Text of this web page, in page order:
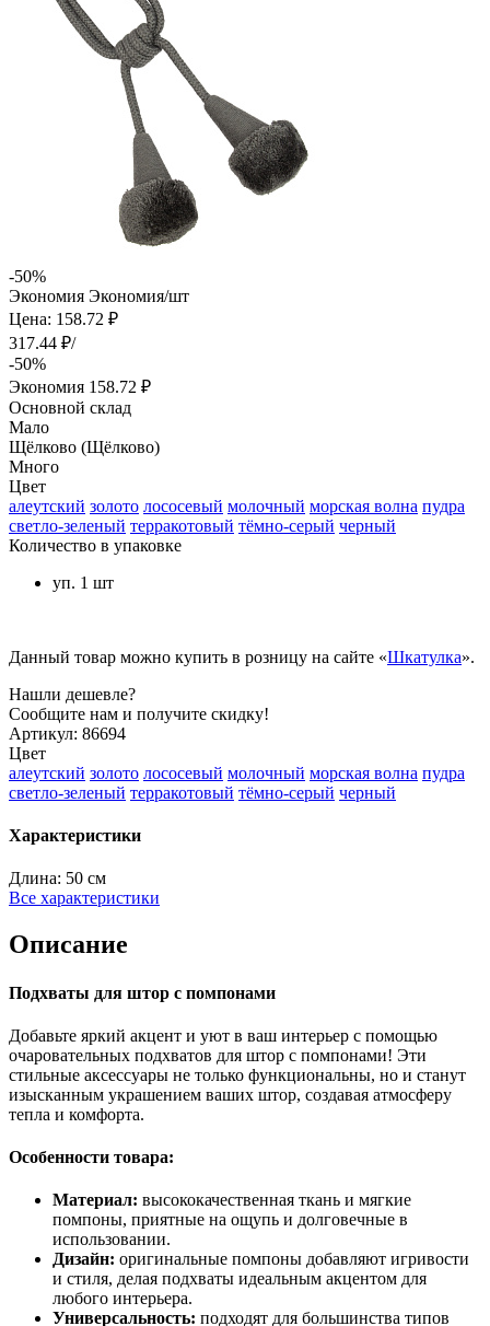
-50%
Экономия Экономия/шт
Цена: 158.72 ₽
317.44 ₽/
-50%
Экономия 158.72 ₽
Основной склад
Мало
Щёлково (Щёлково)
Много
Цвет
алеутский золото лососевый молочный морская волна пудра
светло-зеленый терракотовый тёмно-серый черный
Количество в упаковке
уп. 1 шт
Данный товар можно купить в розницу на сайте «Шкатулка».
Нашли дешевле?
Сообщите нам и получите скидку!
Артикул: 86694
Цвет
алеутский золото лососевый молочный морская волна пудра
светло-зеленый терракотовый тёмно-серый черный
Характеристики
Длина: 50 см
Все характеристики
Описание
Подхваты для штор с помпонами
Добавьте яркий акцент и уют в ваш интерьер с помощью
очаровательных подхватов для штор с помпонами! Эти
стильные аксессуары не только функциональны, но и станут
изысканным украшением ваших штор, создавая атмосферу
тепла и комфорта.
Особенности товара:
Материал: высококачественная ткань и мягкие
помпоны, приятные на ощупь и долговечные в
использовании.
Дизайн: оригинальные помпоны добавляют игривости
и стиля, делая подхваты идеальным акцентом для
любого интерьера.
Универсальность: подходят для большинства типов